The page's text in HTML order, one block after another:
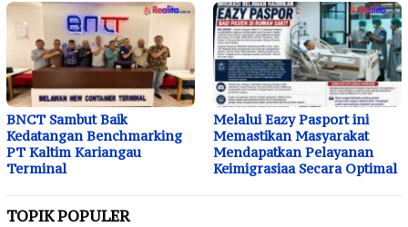
BNCT Sambut Baik
Kedatangan Benchmarking
PT Kaltim Kariangau
Terminal
Melalui Eazy Pasport ini
Memastikan Masyarakat
Mendapatkan Pelayanan
Keimigrasiaa Secara Optimal
TOPIK POPULER